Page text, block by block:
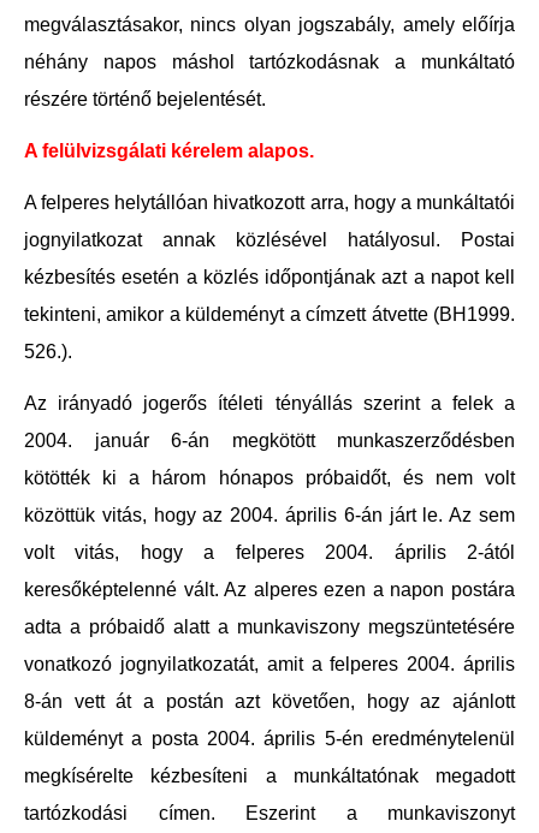
megválasztásakor, nincs olyan jogszabály, amely előírja
néhány napos máshol tartózkodásnak a munkáltató
részére történő bejelentését.
A felülvizsgálati kérelem alapos.
A felperes helytállóan hivatkozott arra, hogy a munkáltatói
jognyilatkozat annak közlésével hatályosul. Postai
kézbesítés esetén a közlés időpontjának azt a napot kell
tekinteni, amikor a küldeményt a címzett átvette (BH1999.
526.).
Az irányadó jogerős ítéleti tényállás szerint a felek a
2004. január 6-án megkötött munkaszerződésben
kötötték ki a három hónapos próbaidőt, és nem volt
közöttük vitás, hogy az 2004. április 6-án járt le. Az sem
volt vitás, hogy a felperes 2004. április 2-ától
keresőképtelenné vált. Az alperes ezen a napon postára
adta a próbaidő alatt a munkaviszony megszüntetésére
vonatkozó jognyilatkozatát, amit a felperes 2004. április
8-án vett át a postán azt követően, hogy az ajánlott
küldeményt a posta 2004. április 5-én eredménytelenül
megkísérelte kézbesíteni a munkáltatónak megadott
tartózkodási címen. Eszerint a munkaviszonyt